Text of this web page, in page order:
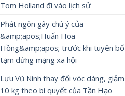
Tom Holland đi vào lịch sử
Phát ngôn gây chú ý của
&amp;apos;Huấn Hoa
Hồng&amp;apos; trước khi tuyên bố
tạm dừng mạng xã hội
Lưu Vũ Ninh thay đổi vóc dáng, giảm
10 kg theo bí quyết của Tần Hạo